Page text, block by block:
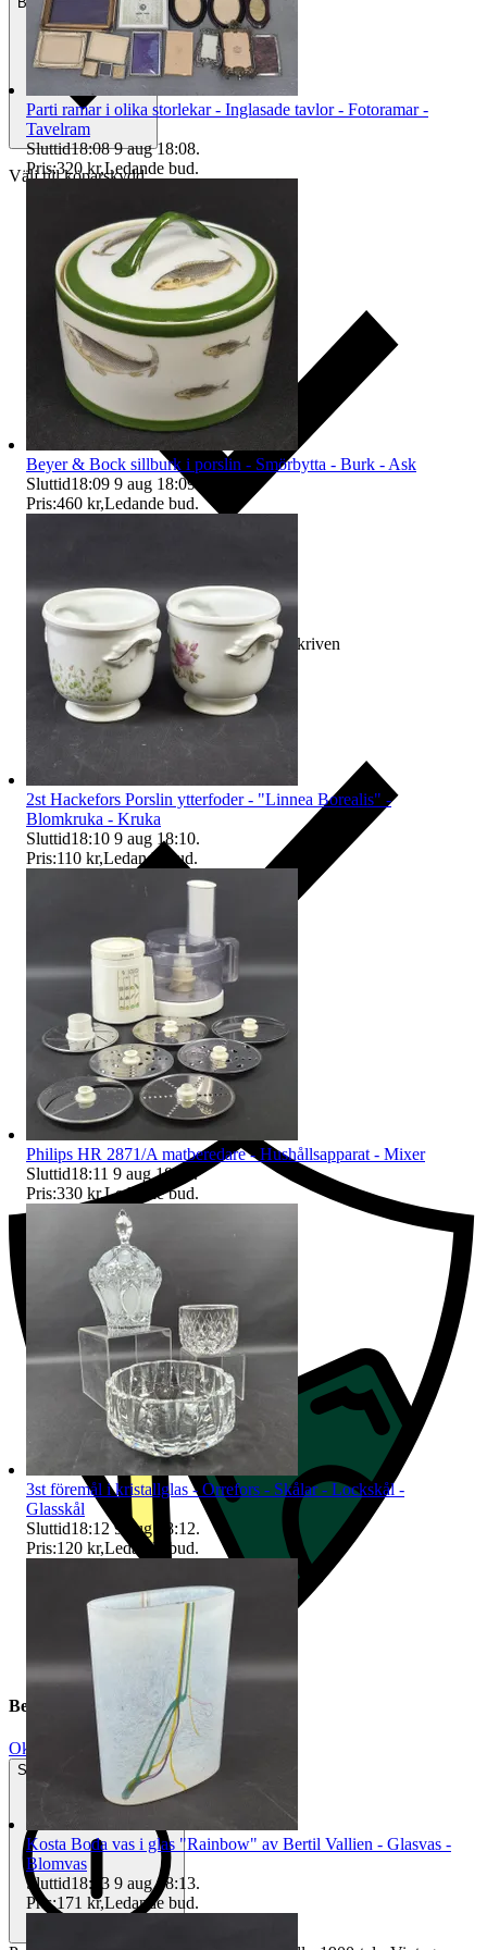
Välj till köparskydd
Ersättning om varan inte är som beskriven
Ersättning om du inte får din vara
Beskrivning
Okej använt skick
Synliga tecken på slitage
Parti ramar i olika storlekar - Inglasade tavlor - Fotoramar -
Tavelram
Sluttid18:08 9 aug 18:08.
Pris:320 kr,Ledande bud.
Beyer & Bock sillburk i porslin - Smörbytta - Burk - Ask
Sluttid18:09 9 aug 18:09
Pris:460 kr,Ledande bud.
2st Hackefors Porslin ytterfoder - "Linnea Borealis" -
Blomkruka - Kruka
Sluttid18:10 9 aug 18:10.
Pris:110 kr,Ledande bud.
Philips HR 2871/A matberedare - Hushållsapparat - Mixer
Sluttid18:11 9 aug 18:11
.
Pris:330 kr,Ledande bud.
3st föremål i kristallglas - Orrefors - Skålar - Lockskål -
Glasskål
Sluttid18:12 9 aug 18:12.
Pris:120 kr,Ledande bud.
Kosta Boda vas i glas "Rainbow" av Bertil Vallien - Glasvas -
Blomvas
Sluttid18:13 9 aug 18:13.
Pris:171 kr,Ledande bud.